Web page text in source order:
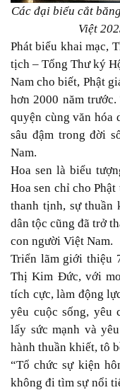
Các đại biểu cắt
Việt
Phát biểu khai mạc,
tịch – Tổng Thư ký
Nam cho biết, Phật
hơn 2000 năm
quyện cùng văn hóa
sâu đậm trong đời
Nam.
Hoa sen là biểu
Hoa sen chỉ cho
thanh tịnh, sự thuần
dân tộc cũng đã trở
con người Việt Nam.
Triển lãm giới thiệu
Thị Kim Đức, với
tích cực, làm động
yêu cuộc sống, yêu
lấy sức mạnh và
hành thuần khiết, tô
“Tổ chức sự kiện
không đi tìm sự nổi